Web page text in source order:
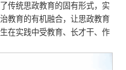
传统思政教育的固有形式，实
教育的有机融合，让思政教育
在实践中受教育、长才干、作